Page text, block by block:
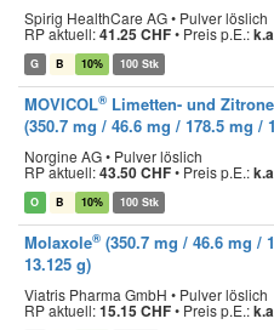
Spirig HealthCare AG • Pulver löslich
RP aktuell:41.25 CHF• Preis p.E.:
G B 10% 100 Stk
MOVICOL® Limetten- und
(350.7 mg / 46.6 mg / 178.5 mg /
Norgine AG • Pulver löslich
RP aktuell:43.50 CHF• Preis p.E.:
O B 10% 100 Stk
Molaxole® (350.7 mg / 46.6 mg /
13.125 g)
Viatris Pharma GmbH • Pulver löslich
RP aktuell:15.15 CHF• Preis p.E.: